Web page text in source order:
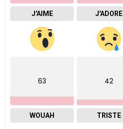
J'AIME J'ADORE
63
WOUAH
42
TRISTE